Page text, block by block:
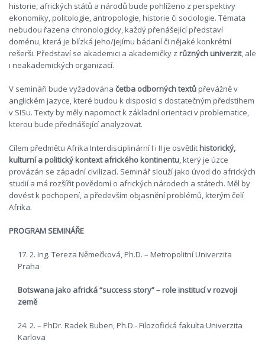
historie, afrických států a národů bude pohlíženo z perspektivy
ekonomiky, politologie, antropologie, historie či sociologie. Témata
nebudou řazena chronologicky, každý přenášející představí
doménu, která je blízká jeho/jejímu bádaní či nějaké konkrétní
rešerši. Představí se akademici a akademičky z různých univerzit, ale
i neakademických organizací.
V semináři bude vyžadována četba odborných textůpřevážně v
anglickém jazyce, které budou k disposici s dostatečným předstihem
v SISu. Texty by měly napomoct k základní orientaci v problematice,
kterou bude přednášející analyzovat.
Cílem předmětu Afrika Interdisciplinární I i II je osvětlithistorický,
kulturní a politický kontext afrického kontinentu, který je úzce
provázán se západní civilizací. Seminář slouží jako úvod do afrických
studií a má rozšířit povědomí o afrických národech a státech. Měl by
dovést k pochopení, a především objasnění problémů, kterým čelí
Afrika.
PROGRAM SEMINÁŘE
17. 2. Ing. Tereza Němečková, Ph.D. – Metropolitní Univerzita
Praha
Botswana jako africká “success story” – role institucí v rozvoji
země
24. 2. – PhDr. Radek Buben, Ph.D.- Filozofická fakulta Univerzita
Karlova